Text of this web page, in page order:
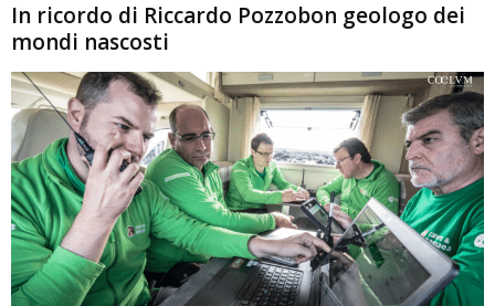
In ricordo di Riccardo Pozzobon geologo dei
mondi nascosti